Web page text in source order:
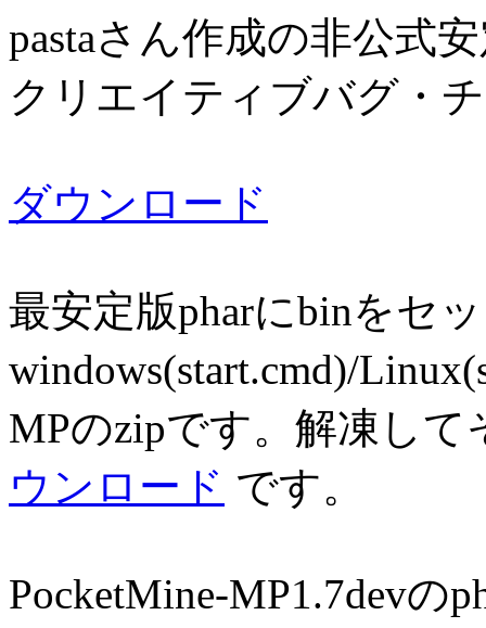
pastaさん作成の非公式
クリエイティブバグ・
ダウンロード
最安定版pharにbinをセ
windows(start.cmd)/
MPのzipです。解凍し
ウンロード です。
PocketMine-MP1.7devの